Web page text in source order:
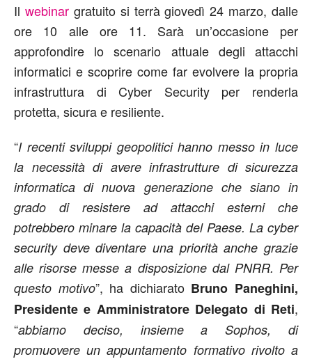
Il webinargratuito si terrà giovedì 24 marzo, dalle
ore 10 alle ore 11. Sarà un’occasione per
approfondire lo scenario attuale degli attacchi
informatici e scoprire come far evolvere la propria
infrastruttura di Cyber Security per renderla
protetta, sicura e resiliente.
“I recenti sviluppi geopolitici hanno messo in luce
la necessità di avere infrastrutture di sicurezza
informatica di nuova generazione che siano in
grado di resistere ad attacchi esterni che
potrebbero minare la capacità del Paese. La cyber
security deve diventare una priorità anche grazie
alle risorse messe a disposizione dal PNRR. Per
questo motivo”, ha dichiarato Bruno Paneghini,
Presidente e Amministratore Delegato di Reti,
“abbiamo deciso, insieme a Sophos, di
promuovere un appuntamento formativo rivolto a